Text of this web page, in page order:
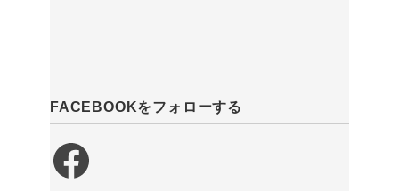
FACEBOOKをフォローする
Facebook